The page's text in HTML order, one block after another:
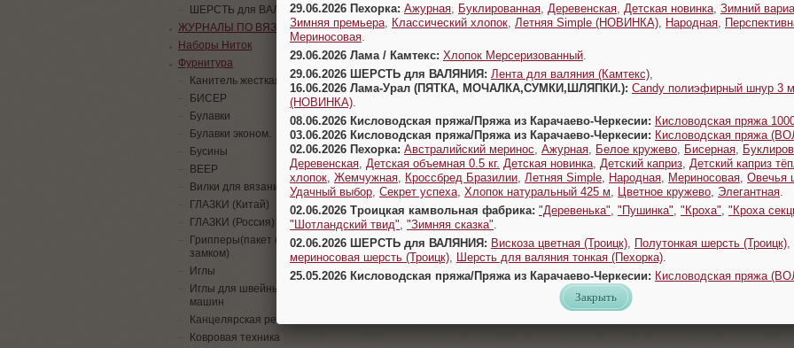
ШЕРСТЬ для ВАЛЯНИЯ
ЖУРНАЛЫ ПО ВЯЗАНИЮ
Наборы Ниток
Фурнитура
Канитель жесткая
БИСЕР
Булавки
Булавки эконом.
Бусины
ВЕЕР
Вилки для вязания
ГЛАЗКИ (Китай)
ГЛАЗКИ (Россия)
Грипперы(пакет с
замком)
Иглы
Иглы для швейных
машин
Канцелярская резинка
Ковровая техника
29.06.2026 Пехорка: Ажурная Буклированная Деревенская Детская новинка Зимний
Зимняя премьера
Классический хлопок Летняя Simple (НОВИНКА) Народная
Мериносовая
29.06.2026 Лама / Камтекс: Хлопок Мерсеризованный
29.06.2026 ШЕРСТЬ для ВАЛЯНИЯ: Лента для валяния (Камтекс)
16.06.2026 Лама-Урал (ПЯТКА, МОЧАЛКА,СУМКИ,ШЛЯПКИ.): Candy полиэфирный шнур 3
(НОВИНКА)
08.06.2026 Кисловодская пряжа/Пряжа из Карачаево-Черкесии: Кисловодская пряжа
03.06.2026 Кисловодская пряжа/Пряжа из Карачаево-Черкесии: Кисловодская пряжа
02.06.2026 Пехорка: Австралийский меринос Ажурная Белое кружево Бисерная
Деревенская Детская объемная 0.5 кг. Детская новинка Детский каприз Детский каприз
хлопок Жемчужная Кроссбред Бразилии Летняя Simple Народная Мериносовая Овечья
Удачный выбор Секрет успеха Хлопок натуральный 425 м Цветное кружево Элегантная
02.06.2026 Троицкая камвольная фабрика: "Деревенька" "Пушинка" "Кроха" "Кроха
"Шотландский твид" "Зимняя сказка"
02.06.2026 ШЕРСТЬ для ВАЛЯНИЯ: Вискоза цветная (Троицк) Полутонкая шерсть (Троицк)
мериносовая шерсть (Троицк)
Шерсть для валяния тонкая (Пехорка)
25.05.2026 Кисловодская пряжа/Пряжа из Карачаево-Черкесии: Кисловодская пряжа
Закрыть